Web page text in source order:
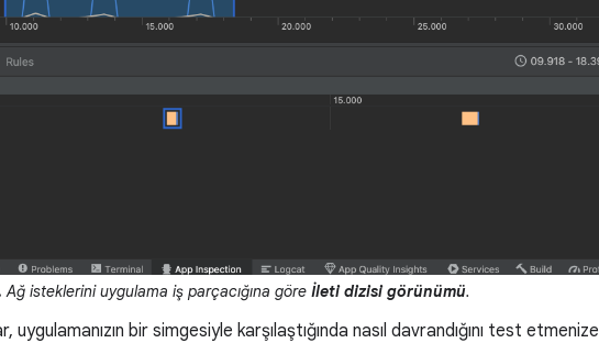
Ağ isteklerini uygulama iş parçacığına göre İleti dizisi görünümü.
uygulamanızın bir simgesiyle karşılaştığında nasıl davrandığını test etmenize